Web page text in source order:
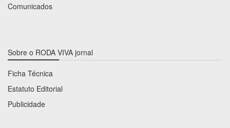
Comunicados
Sobre o RODA VIVA jornal
Ficha Técnica
Estatuto Editorial
Publicidade